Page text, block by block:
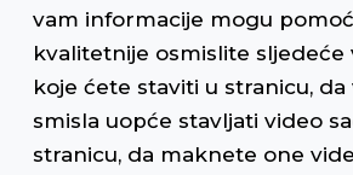
vam informacije mogu
kvalitetnije osmislite sljedeće
koje ćete staviti u stranicu,
smisla uopće stavljati video
stranicu, da maknete one